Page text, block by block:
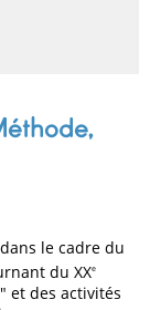
le cadre du
du XXe
et des activités